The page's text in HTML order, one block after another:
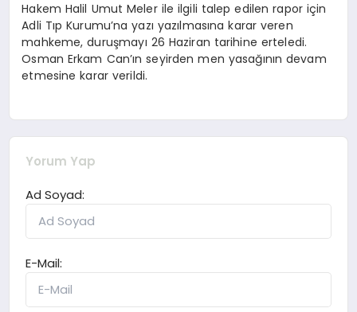
Hakem Halil Umut Meler ile ilgili talep edilen rapor için
Adli Tıp Kurumu’na yazı yazılmasına karar veren
mahkeme, duruşmayı 26 Haziran tarihine erteledi.
Osman Erkam Can’ın seyirden men yasağının devam
etmesine karar verildi.
Yorum Yap
Ad Soyad:
E-Mail: